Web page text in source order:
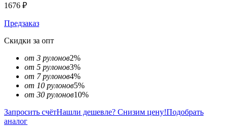
1676 ₽
Предзаказ
Скидки за опт
от 3 рулонов2%
от 5 рулонов3%
от 7 рулонов4%
от 10 рулонов5%
от 30 рулонов10%
Запросить счётНашли дешевле? Снизим цену!Подобрать
аналог